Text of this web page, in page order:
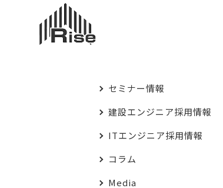
セミナー情報
建設エンジニア採用情報
ITエンジニア採用情報
コラム
Media